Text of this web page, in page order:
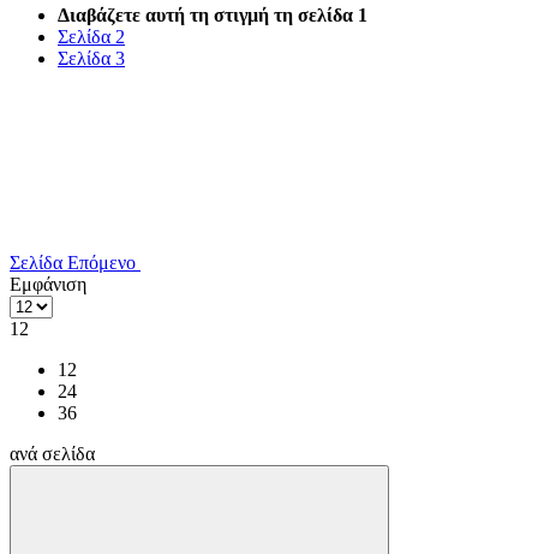
Διαβάζετε αυτή τη στιγμή τη σελίδα 1
Σελίδα 2
Σελίδα 3
Σελίδα Επόμενο
Εμφάνιση
12
12
24
36
ανά σελίδα